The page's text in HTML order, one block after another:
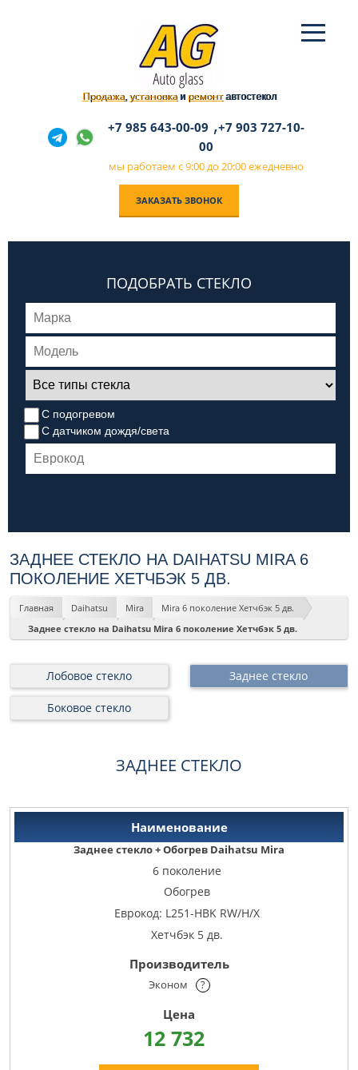
Продажа,установкаи ремонтавтостекол
+7 985 643-00-09 ,+7 903 727-10-
00
мы работаем с 9:00 до 20:00 ежедневно
ЗАКАЗАТЬ ЗВОНОК
ПОДОБРАТЬ СТЕКЛО
С подогревом
С датчиком дождя/света
ЗАДНЕЕ СТЕКЛО НА DAIHATSU MIRA 6
ПОКОЛЕНИЕ ХЕТЧБЭК 5 ДВ.
Главная Daihatsu Mira
Mira 6 поколение Хетчбэк 5 дв.
Заднее стекло на Daihatsu Mira 6 поколение Хетчбэк 5 дв.
Лобовое стекло Заднее стекло
Боковое стекло
ЗАДНЕЕ СТЕКЛО
Заднее стекло + Обогрев Daihatsu Mira
6 поколение
Обогрев
Еврокод: L251-HBK RW/H/X
Хетчбэк 5 дв.
Эконом ?
12 732